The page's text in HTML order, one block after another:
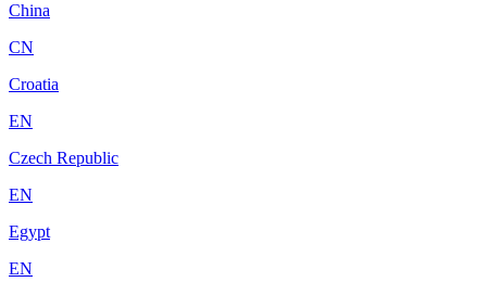
China
CN
Croatia
EN
Czech Republic
EN
Egypt
EN